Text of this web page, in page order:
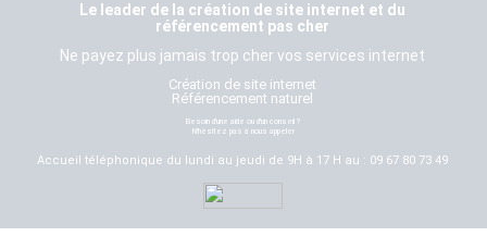
Le leader de la création de site internet et du
référencement pas cher
Ne payez plus jamais trop cher vos services internet
Création de site internet
Référencement naturel
Accueil téléphonique du lundi au jeudi de 9H à 17 H au : 09 67 80 73 49
Besoin d'une aide ou d'un conseil ?
N'hésitez pas à nous appeler